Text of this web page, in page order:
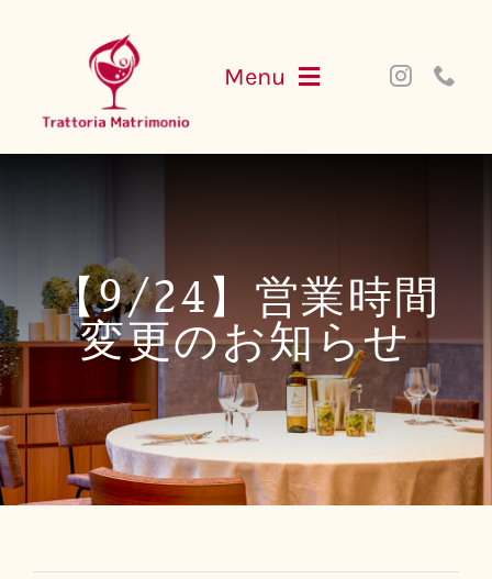
content
Menu
PARTY
WEB SHOP
【9/24】営業時間
変更のお知らせ